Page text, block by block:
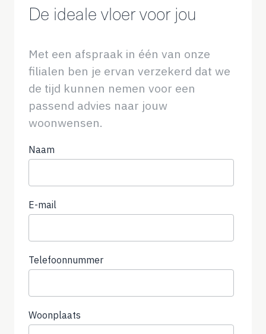
De ideale vloer voor jou
Met een afspraak in één van onze
filialen ben je ervan verzekerd dat we
de tijd kunnen nemen voor een
passend advies naar jouw
woonwensen.
Naam
E-mail
Telefoonnummer
Woonplaats